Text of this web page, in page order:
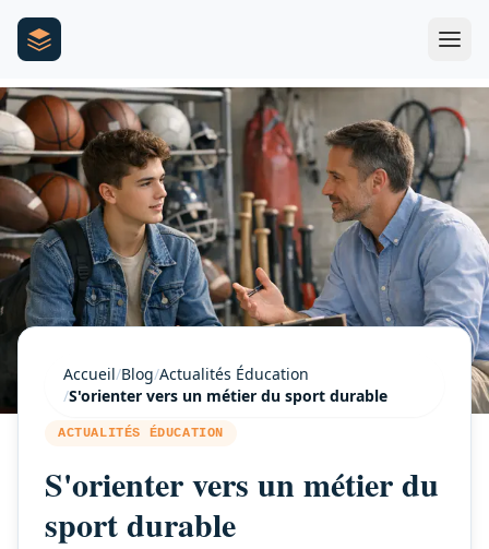
Accueil/Blog/Actualités Éducation
/S'orienter vers un métier du sport durable
ACTUALITÉS ÉDUCATION
S'orienter vers un métier du
sport durable